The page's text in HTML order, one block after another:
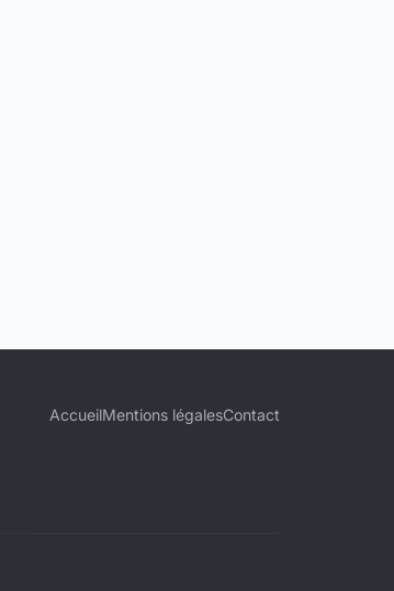
AccueilMentions légalesContact